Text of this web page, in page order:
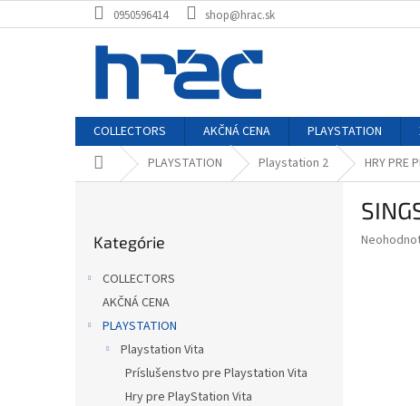
na
0950596414 shop@hrac.sk
COLLECTORS AKČNÁ CENA PLAYSTATION
DomovPLAYSTATION Playstation 2 HRY PRE
kategórie
Kategórie
COLLECTORS
AKČNÁ CENA
PLAYSTATION
Playstation Vita
Príslušenstvo pre Playstation Vita
Hry pre PlayStation Vita
Priemerné